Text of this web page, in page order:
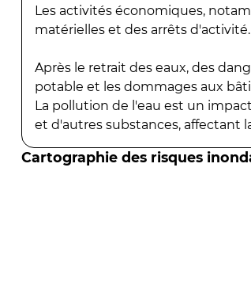
Les activités économiques,
matérielles et des arrêts d'activité.
Après le retrait des eaux, des
potable et les dommages aux
La pollution de l'eau est un
et d'autres substances, affectant
Cartographie des risques